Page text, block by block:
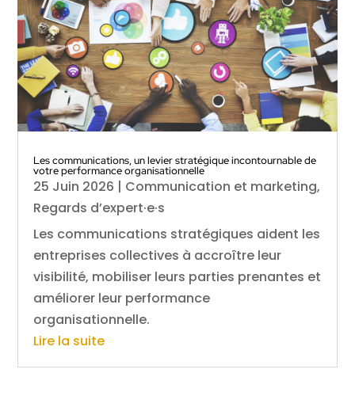
Les communications, un levier stratégique incontournable de
votre performance organisationnelle
25 Juin 2026 | Communication et marketing,
Regards d’expert·e·s
Les communications stratégiques aident les
entreprises collectives à accroître leur
visibilité, mobiliser leurs parties prenantes et
améliorer leur performance
organisationnelle.
Lire la suite